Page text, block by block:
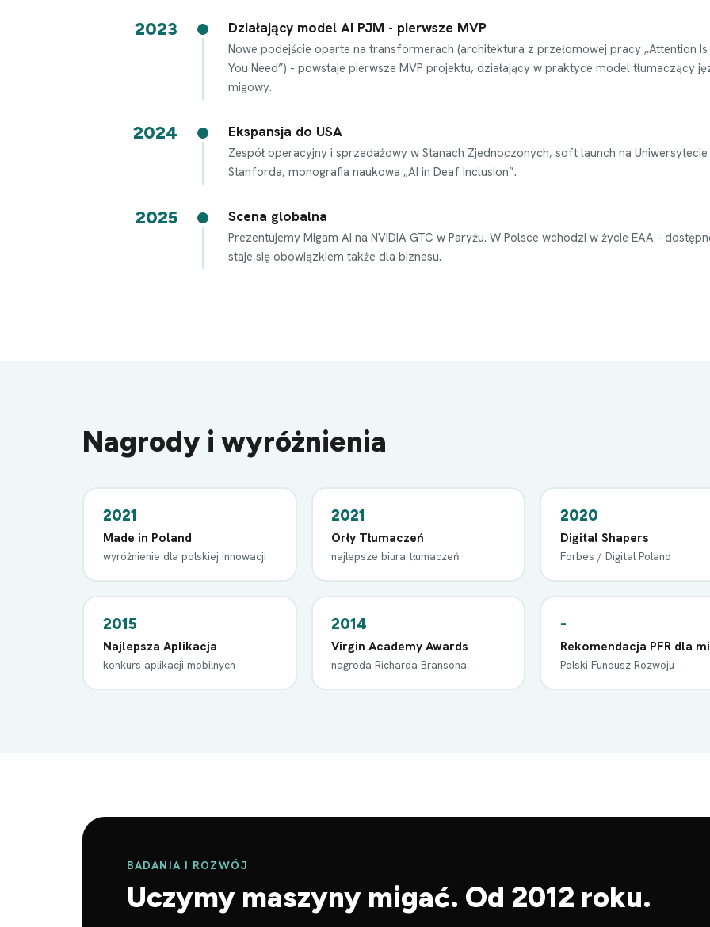
2023 Działający model AI PJM - pierwsze MVP
Nowe podejście oparte na transformerach (architektura z przełomowej pracy „Attention
You Need”) - powstaje pierwsze MVP projektu, działający w praktyce model tłumaczący
migowy.
2024 Ekspansja do USA
Zespół operacyjny i sprzedażowy w Stanach Zjednoczonych, soft launch na Uniwersytecie
Stanforda, monografia naukowa „AI in Deaf Inclusion”.
2025 Scena globalna
Prezentujemy Migam AI na NVIDIA GTC w Paryżu. W Polsce wchodzi w życie EAA -
staje się obowiązkiem także dla biznesu.
Nagrody i wyróżnienia
2021
Made in Poland
wyróżnienie dla polskiej innowacji
2021
Orły Tłumaczeń
najlepsze biura tłumaczeń
2020
Digital Shapers
Forbes / Digital Poland
2015
Najlepsza Aplikacja
konkurs aplikacji mobilnych
2014
Virgin Academy Awards
nagroda Richarda Bransona
-
Rekomendacja PFR dla
Polski Fundusz Rozwoju
BADANIA I ROZWÓJ
Uczymy maszyny migać. Od 2012 roku.